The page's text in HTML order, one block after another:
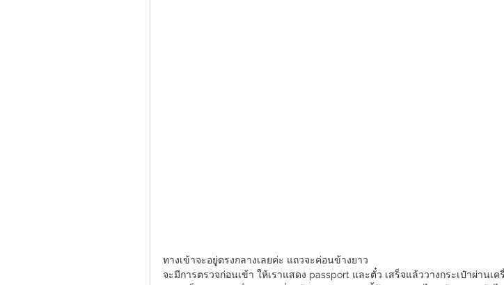
ทางเข้าจะอยู่ตรงกลางเลยค่ะ แถวจะค่อนข้างยาว
จะมีการตรวจก่อนเข้า ให้เราแสดง passport และตั๋ว เสร็จแล้ววางกระเป๋าผ่านเ